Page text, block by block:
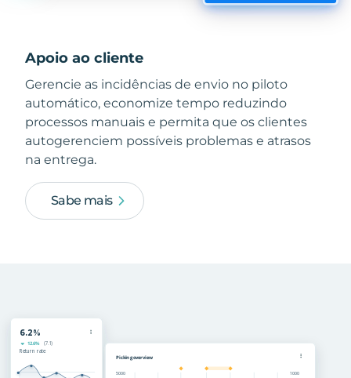
Apoio ao cliente
Gerencie as incidências de envio no piloto
automático, economize tempo reduzindo
processos manuais e permita que os clientes
autogerenciem possíveis problemas e atrasos
na entrega.
Sabe mais